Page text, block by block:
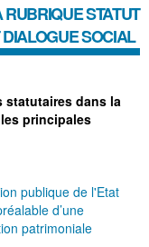
RUBRIQUESTATUT
SOCIAL
statutaires dans la
principales
publique de l'Etat
d’une
patrimoniale